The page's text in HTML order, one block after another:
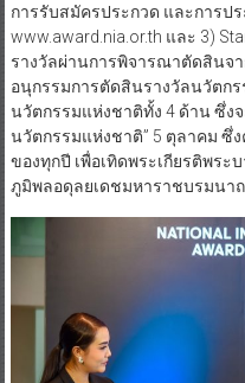
การรับสมัครประกวด และการป
www.award.nia.or.th และ 3)
รางวัลผ่านการพิจารณาตัดสิน
อนุกรรมการตัดสินรางวัลนวัตกร
นวัตกรรมแห่งชาติทั้ง 4 ด้าน ซึ่ง
นวัตกรรมแห่งชาติ” 5 ​ตุลาคม​​ ​ซึ่
ของทุกปี​ เพื่อเทิดพระเกียรติพร
ภูมิพลอดุลยเดชมหาราช​บรมนา